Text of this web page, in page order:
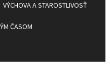
VÝCHOVA A STAROSTLIVOSŤ
ČASOM